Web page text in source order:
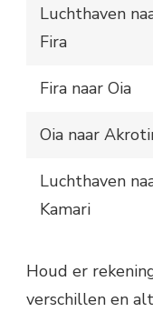
Luchthaven
Fira
Fira naar Oia
Oia naar
Luchthaven
Kamari
Houd er
verschillen en